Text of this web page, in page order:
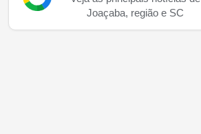
Joaçaba, região e SC